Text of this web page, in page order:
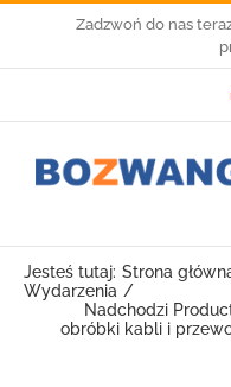
Zadzwoń do nas
Jesteś tutaj: Strona
Wydarzenia
Nadchodzi
obróbki kabli i